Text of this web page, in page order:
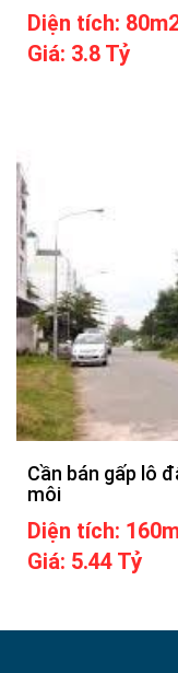
Diện tích:
Giá: 3.8 Tỷ
Cần bán gấp lô đất khu nam long phú thuận gò ô
môi
Diện tích:
Giá: 5.44 Tỷ